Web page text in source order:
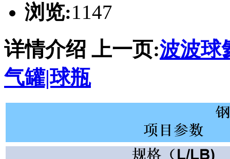
浏览:1147
详情介绍 上一页:波波球
气罐|球瓶